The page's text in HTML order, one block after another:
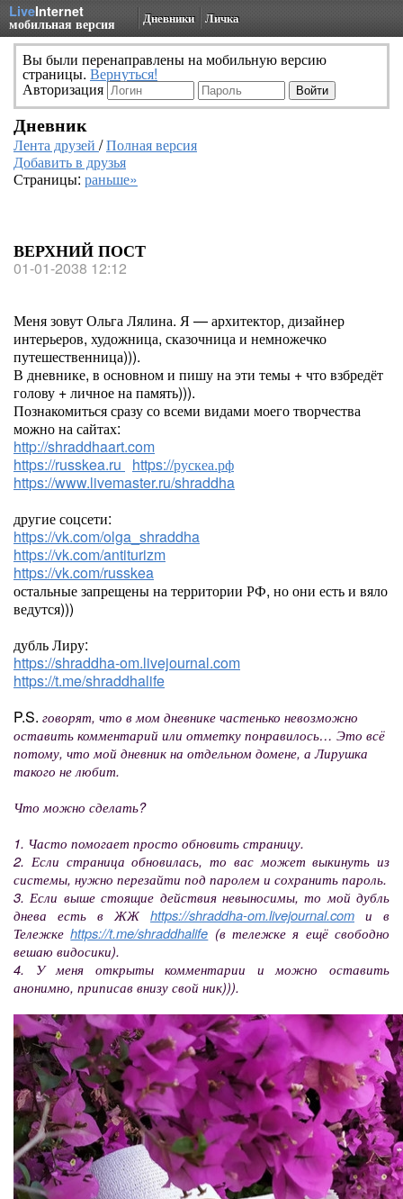
LiveInternet
мобильная версия Дневники Личка
Вы были перенаправлены на мобильную версию
страницы. Вернуться!
Авторизация
Дневник
Лента друзей /Полная версия
Добавить в друзья
Страницы: раньше»
ВЕРХНИЙ ПОСТ
01-01-2038 12:12
Меня зовут Ольга Лялина. Я — архитектор, дизайнер
интерьеров, художница, сказочница и немножечко
путешественница))).
В дневнике, в основном и пишу на эти темы + что взбредёт
голову + личное на память))).
Познакомиться сразу со всеми видами моего творчества
можно на сайтах:
http://shraddhaart.com
https://russkea.ru
https://рускеа.рф
https://www.livemaster.ru/shraddha
другие соцсети:
https://vk.com/olga_shraddha
https://vk.com/antiturizm
https://vk.com/russkea
остальные запрещены на территории РФ, но они есть и вяло
ведутся)))
дубль Лиру:
https://shraddha-om.livejournal.com
https://t.me/shraddhalife
P.S. говорят, что в мом дневнике частенько невозможно
оставить комментарий или отметку понравилось… Это всё
потому, что мой дневник на отдельном домене, а Лирушка
такого не любит.
Что можно сделать?
1. Часто помогает просто обновить страницу.
2. Если страница обновилась, то вас может выкинуть из
системы, нужно перезайти под паролем и сохранить пароль.
3. Если выше стоящие действия невыносимы, то мой дубль
днева есть в ЖЖ https://shraddha-om.livejournal.com и в
Тележкеhttps://t.me/shraddhalife (в тележке я ещё свободно
вешаю видосики).
4. У меня открыты комментарии и можно оставить
анонимно, приписав внизу свой ник))).